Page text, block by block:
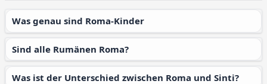
Was genau sind Roma-Kinder
Sind alle Rumänen Roma?
Was ist der Unterschied zwischen Roma und Sinti?